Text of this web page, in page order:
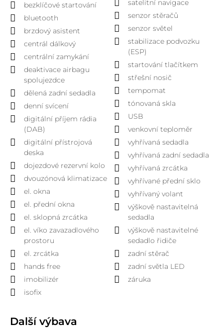
bezklíčové startování
bluetooth
brzdový asistent
centrál dálkový
centrální zamykání
deaktivace airbagu
spolujezdce
dělená zadní sedadla
denní svícení
digitální příjem rádia
(DAB)
digitální přístrojová
deska
dojezdové rezervní kolo
dvouzónová klimatizace
el. okna
el. přední okna
el. sklopná zrcátka
el. víko zavazadlového
prostoru
el. zrcátka
hands free
imobilizér
isofix
satelitní navigace
senzor stěračů
senzor světel
stabilizace podvozku
(ESP)
startování tlačítkem
střešní nosič
tempomat
tónovaná skla
USB
venkovní teploměr
vyhřívaná sedadla
vyhřívaná zadní sedadla
vyhřívaná zrcátka
vyhřívané přední sklo
vyhřívaný volant
výškově nastavitelná
sedadla
výškově nastavitelné
sedadlo řidiče
zadní stěrač
zadní světla LED
záruka
Další výbava